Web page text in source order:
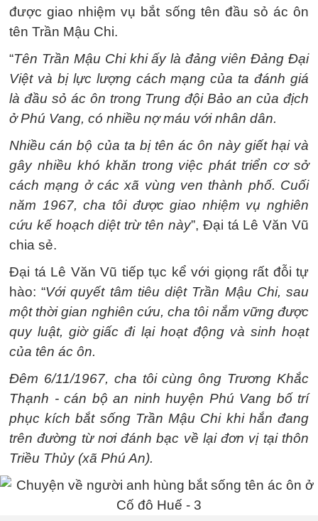
được giao nhiệm vụ bắt sống tên đầu sỏ ác ôn
tên Trần Mậu Chi.
“Tên Trần Mậu Chi khi ấy là đảng viên Đảng Đại
Việt và bị lực lượng cách mạng của ta đánh giá
là đầu sỏ ác ôn trong Trung đội Bảo an của địch
ở Phú Vang, có nhiều nợ máu với nhân dân.
Nhiều cán bộ của ta bị tên ác ôn này giết hại và
gây nhiều khó khăn trong việc phát triển cơ sở
cách mạng ở các xã vùng ven thành phố. Cuối
năm 1967, cha tôi được giao nhiệm vụ nghiên
cứu kế hoạch diệt trừ tên này”, Đại tá Lê Văn Vũ
chia sẻ.
Đại tá Lê Văn Vũ tiếp tục kể với giọng rất đỗi tự
hào: “Với quyết tâm tiêu diệt Trần Mậu Chi, sau
một thời gian nghiên cứu, cha tôi nắm vững được
quy luật, giờ giấc đi lại hoạt động và sinh hoạt
của tên ác ôn.
Đêm 6/11/1967, cha tôi cùng ông Trương Khắc
Thạnh - cán bộ an ninh huyện Phú Vang bố trí
phục kích bắt sống Trần Mậu Chi khi hắn đang
trên đường từ nơi đánh bạc về lại đơn vị tại thôn
Triều Thủy (xã Phú An).